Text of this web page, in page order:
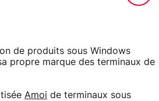
de produits sous Windows
propre marque des terminaux de
Amoi de terminaux sous